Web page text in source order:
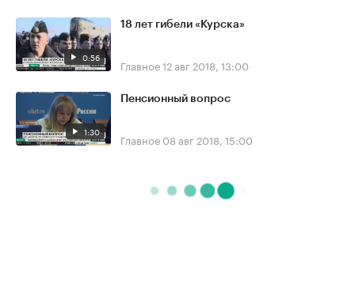
0:56
18 лет гибели «Курска»
Главное12 авг 2018, 13:00
1:30
Пенсионный вопрос
Главное 08 авг 2018, 15:00